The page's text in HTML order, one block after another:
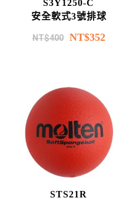
S3Y1250-C
安全軟式3號排球
NT$400 NT$352
STS21R